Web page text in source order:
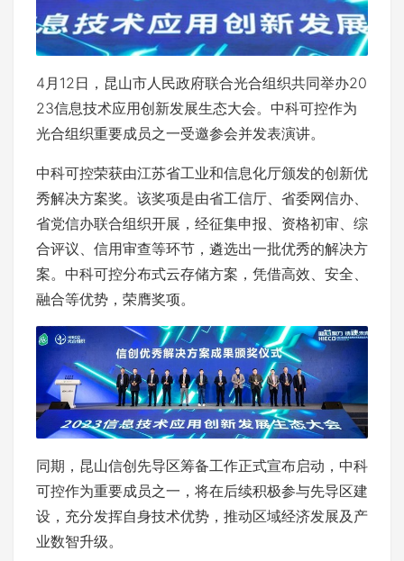
4月12日，昆山市人民政府联合光合组织共同举办20
23信息技术应用创新发展生态大会。中科可控作为
光合组织重要成员之一受邀参会并发表演讲。
中科可控荣获由江苏省工业和信息化厅颁发的创新优
秀解决方案奖。该奖项是由省工信厅、省委网信办、
省党信办联合组织开展，经征集申报、资格初审、综
合评议、信用审查等环节，遴选出一批优秀的解决方
案。中科可控分布式云存储方案，凭借高效、安全、
融合等优势，荣膺奖项。
同期，昆山信创先导区筹备工作正式宣布启动，中科
可控作为重要成员之一，将在后续积极参与先导区建
设，充分发挥自身技术优势，推动区域经济发展及产
业数智升级。